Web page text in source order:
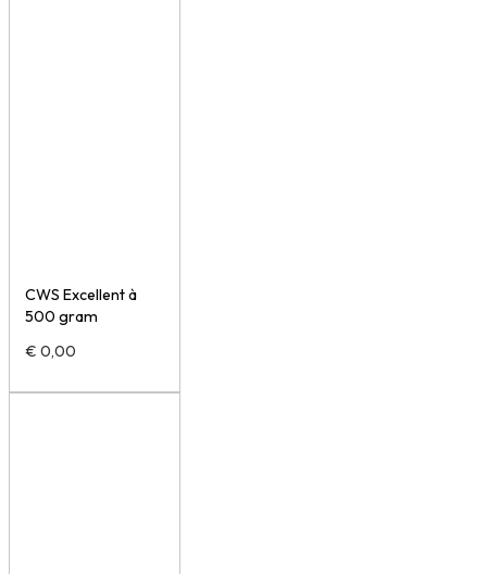
CWS Excellent à
500 gram
€ 0,00